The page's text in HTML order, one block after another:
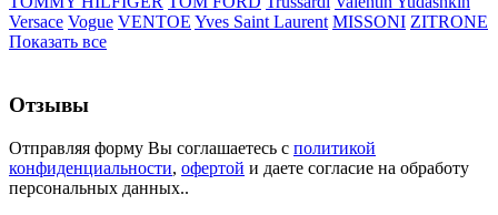
Versace Vogue VENTOE Yves Saint Laurent MISSONI ZITRONE
Показать все
Отзывы
Отправляя форму Вы соглашаетесь с политикой
конфиденциальности, офертой и даете согласие на обработу
персональных данных..